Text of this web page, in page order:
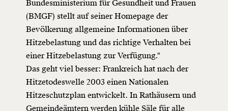
Weiter
Bundesministerium für Gesundheit und Frauen
(BMGF) stellt auf seiner Homepage der
Bevölkerung allgemeine Informationen über
Hitzebelastung und das richtige Verhalten bei
einer Hitzebelastung zur Verfügung."
Das geht viel besser: Frankreich hat nach der
Hitzetodeswelle 2003 einen Nationalen
Hitzeschutzplan entwickelt. In Rathäusern und
Gemeindeämtern werden kühle Säle für alle